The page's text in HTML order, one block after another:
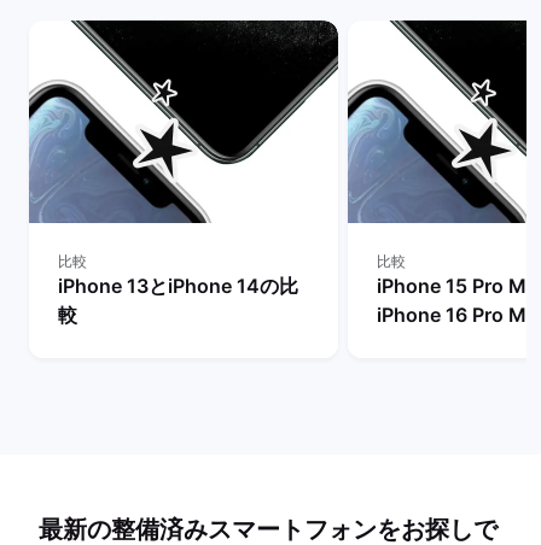
比較
iPhone 13とiPhone 14の比
較
比較
iPhone 15 Pro
iPhone 16 Pro
最新の整備済みスマートフォンをお探しで